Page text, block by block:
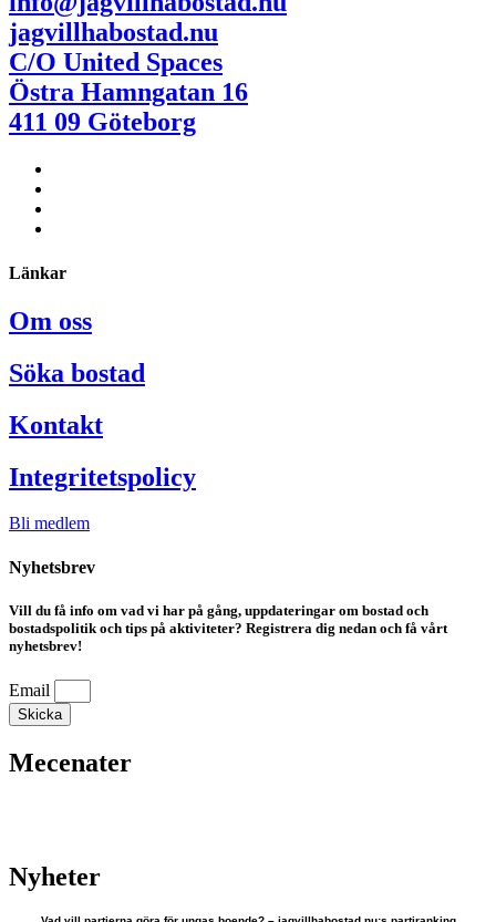
jagvillhabostad.nu
C/O United Spaces
Östra Hamngatan 16
411 09 Göteborg
Länkar
Om oss
Söka bostad
Kontakt
Integritetspolicy
Bli medlem
Nyhetsbrev
Vill du få info om vad vi har på gång, uppdateringar om bostad och
bostadspolitik och tips på aktiviteter? Registrera dig nedan och få vårt
nyhetsbrev!
Email
Skicka
Mecenater
Nyheter